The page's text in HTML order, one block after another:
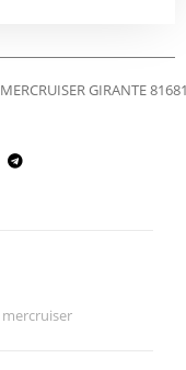
MERCRUISER GIRANTE
mercruiser